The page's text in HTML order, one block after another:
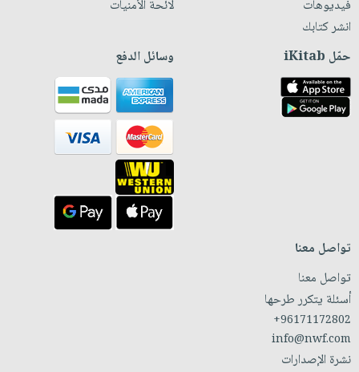
فيديوهات
انشر كتابك
لائحة الأمنيات
حمّل iKitab وسائل الدفع
تواصل معنا
تواصل معنا
أسئلة يتكرر طرحها
+96171172802
info@nwf.com
نشرة الإصدارات